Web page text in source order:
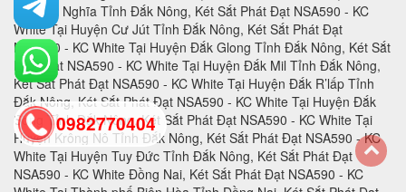
0982770404
back